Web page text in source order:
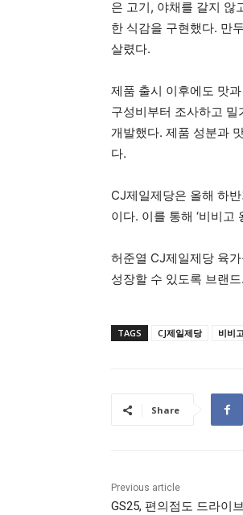
은 고기, 야채를 갈지 않
한 식감을 구현했다. 만
살렸다.
제품 출시 이후에도 맛
구성비부터 조사하고 밀
개발했다. 제품 성분과
다.
CJ제일제당은 올해 하
이다. 이를 통해 ‘비비
허준열 CJ제일제당 육
성장할 수 있도록 브랜
TAGS CJ제일제당 비비
Share
Previous article
GS25, 편의점도 드라이